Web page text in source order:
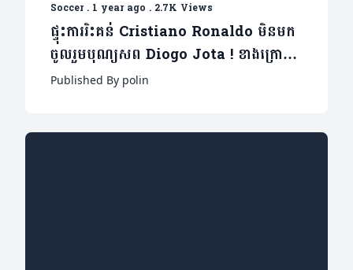
Soccer. 1 year ago . 2.7K Views
ផ្ទុះការរិះគន់ Cristiano Ronaldo មិនមក
ចូលរួមបុណ្យសព Diogo Jota ! ខាងក្រោម
នេះជាមូលហេតុ ២ផ្សេងគ្នា
Published By polin